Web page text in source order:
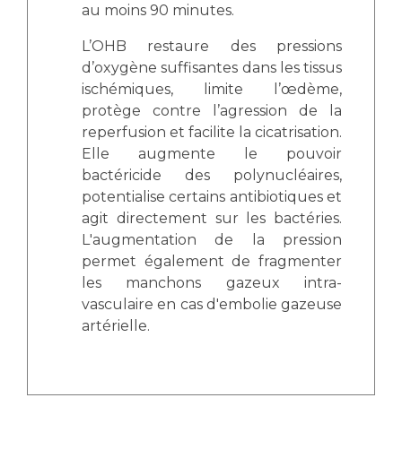
au moins 90 minutes.
L’OHB restaure des pressions
d’oxygène suffisantes dans les tissus
ischémiques, limite l’œdème,
protège contre l’agression de la
reperfusion et facilite la cicatrisation.
Elle augmente le pouvoir
bactéricide des polynucléaires,
potentialise certains antibiotiques et
agit directement sur les bactéries.
L'augmentation de la pression
permet également de fragmenter
les manchons gazeux intra-
vasculaire en cas d'embolie gazeuse
artérielle.